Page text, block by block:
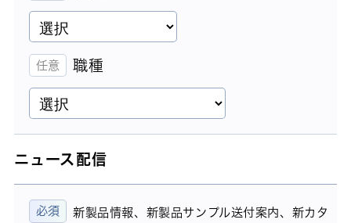
職種
ニュース配信
新製品情報、新製品サンプル送付案内、新カタ